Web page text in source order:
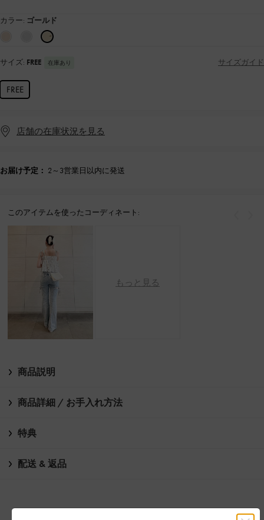
カラー: ゴールド
サイズ: FREE 在庫あり サイズガイド
FREE
店舗の在庫状況を見る
お届け予定： 2～3営業日以内に発送
このアイテムを使ったコーディネート:
もっと見る
商品説明
商品詳細 / お手入れ方法
特典
配送 & 返品